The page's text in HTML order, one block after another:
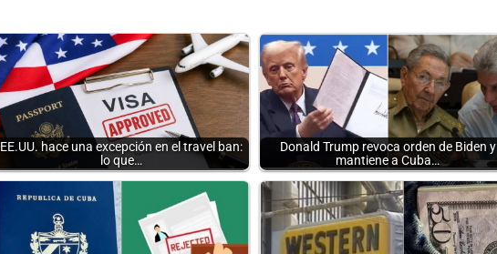
EE.UU. hace una excepción en el travel ban:
lo que…
Donald Trump revoca orden de Biden y
mantiene a Cuba…